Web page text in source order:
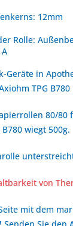
12mm
Rolle:
Geräte in
TPG
80/80
wiegt 500g.
von
mit dem